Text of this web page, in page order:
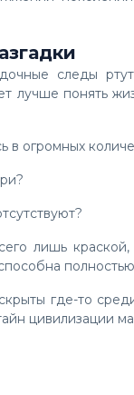
лучше понять
в огромных
цивилизации